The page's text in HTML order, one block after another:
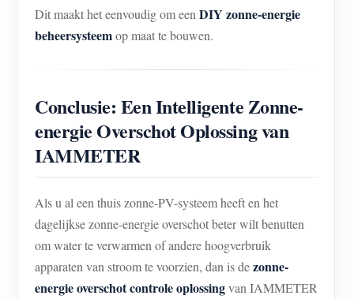
Dit maakt het eenvoudig om een DIY zonne-energie
beheersysteemop maat te bouwen.
Conclusie: Een Intelligente Zonne-
energie Overschot Oplossing van
IAMMETER
Als u al een thuis zonne-PV-systeem heeft en het
dagelijkse zonne-energie overschot beter wilt benutten
om water te verwarmen of andere hoogverbruik
apparaten van stroom te voorzien, dan is dezonne-
energie overschot controle oplossingvan IAMMETER